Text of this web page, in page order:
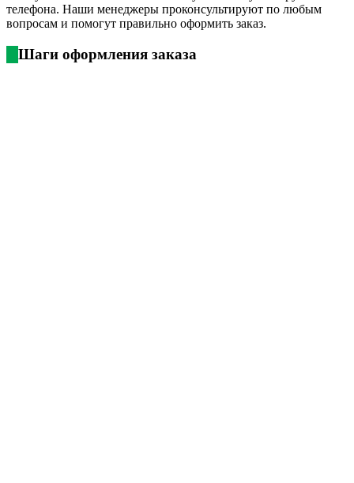
телефона. Наши менеджеры проконсультируют по любым
вопросам и помогут правильно оформить заказ.
Шаги оформления заказа